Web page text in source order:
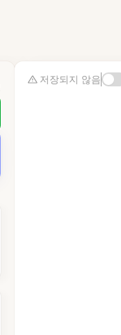
저장되지 않음